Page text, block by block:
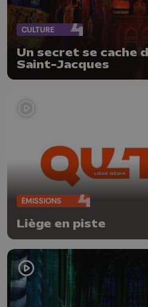
CULTURE
Un secret se cache
Saint-Jacques
ÉMISSIONS
Liège en piste